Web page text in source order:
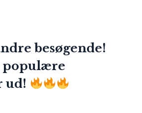
besøgende!
populære
ud!